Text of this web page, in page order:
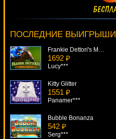
ПОСЛЕДНИЕ ВЫИГРЫШИ
ivan-lev***
Frankie Dettori's Magic Seven
1692 ₽
Lucy***
Kitty Glitter
1551 ₽
Panamer***
Bubble Bonanza
542 ₽
Serg***